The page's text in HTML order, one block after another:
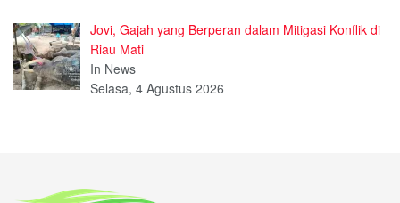
Jovi, Gajah yang Berperan dalam Mitigasi Konflik di
Riau Mati
In News
Selasa, 4 Agustus 2026